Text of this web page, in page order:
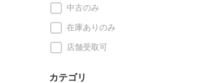
中古のみ
在庫ありのみ
店舗受取可
カテゴリ